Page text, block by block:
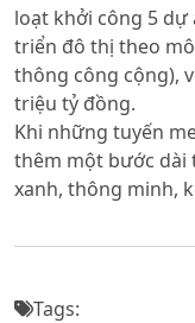
loạt khởi công 5
triển đô thị theo
thông công cộng),
triệu tỷ đồng.
Khi những tuyến
thêm một bước
xanh, thông minh,
Tags: